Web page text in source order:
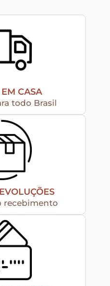
– Gesso
CASA
todo Brasil
recebimento